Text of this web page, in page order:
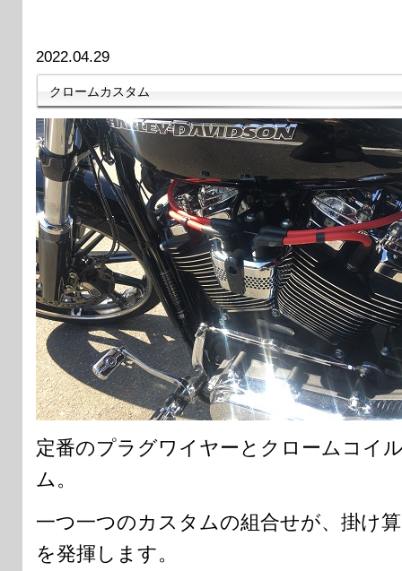
2022.04.29
クロームカスタム
定番のプラグワイヤーとクロームコイ
ム。
一つ一つのカスタムの組合せが、掛け
を発揮します。